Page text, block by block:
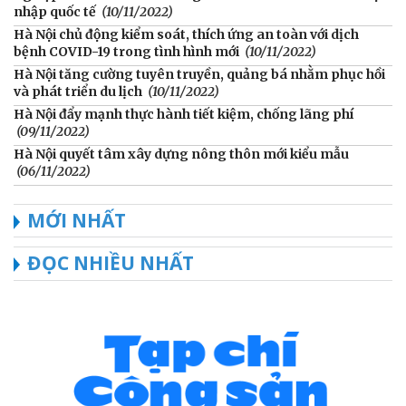
nhập quốc tế (10/11/2022)
Hà Nội chủ động kiểm soát, thích ứng an toàn với dịch
bệnh COVID-19 trong tình hình mới (10/11/2022)
Hà Nội tăng cường tuyên truyền, quảng bá nhằm phục hồi
và phát triển du lịch (10/11/2022)
Hà Nội đẩy mạnh thực hành tiết kiệm, chống lãng phí
(09/11/2022)
Hà Nội quyết tâm xây dựng nông thôn mới kiểu mẫu
(06/11/2022)
MỚI NHẤT
ĐỌC NHIỀU NHẤT